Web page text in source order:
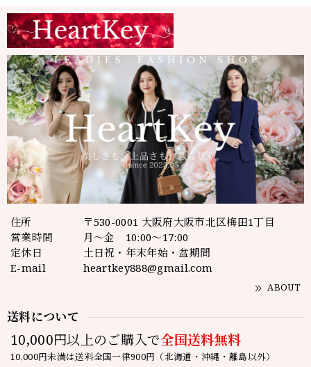
住所
〒530-0001 大阪府大阪市北区梅田1丁目
営業時間
月～金 10:00～17:00
定休日
土日祝・年末年始・盆期間
E-mail
heartkey888@gmail.com
ABOUT
送料について
10,000円以上のご購入で全国送料無料
10,000円未満は送料全国一律900円（北海道・沖縄・離島以外）